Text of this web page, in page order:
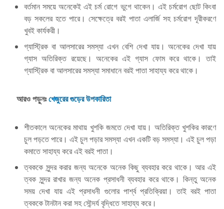
বর্তমান সময়ে অনেকেই এই চর্ম রোগে ভুগে থাকেন। এই চর্মরোগ ছোট কিংবা
বড় সকলের হতে পারে। সেক্ষেত্রে বরই পাতা এলার্জি সহ চর্মরোগ দূরীকরণে
খুবই কার্যকরী।
গ্যাস্ট্রিক বা আলসারের সমস্যা এখন বেশি দেখা যায়। অনেকের দেখা যায়
গ্যাস অতিরিক্ত রয়েছে। অনেকের এই গ্যাস ফোম করে থাকে। তাই
গ্যাস্ট্রিক বা আলসারের সমস্যা সমাধানে বরই পাতা সাহায্য করে থাকে।
আরও পড়ুনঃখেজুরের গুড়ের উপকারিতা
শীতকালে অনেকের মাথায় খুশকি জমতে দেখা যায়। অতিরিক্ত খুশকির কারণে
চুল পড়তে পারে। এই চুল পড়ার সমস্যা এখন একটি বড় সমস্যা। এই চুল পড়া
কমাতে সাহায্য করে এই বরই পাতা।
ত্বককে সুন্দর করার জন্য অনেকে অনেক কিছু ব্যবহার করে থাকে। আর এই
ত্বক সুন্দর রাখার জন্য অনেক প্রসাধনী ব্যবহার করে থাকে। কিন্তু অনেক
সময় দেখা যায় এই প্রসাধনী গুলোর পার্শ্ব প্রতিক্রিয়া। তাই বরই পাতা
ত্বককে টানটান করা সহ সৌন্দর্য বৃদ্ধিতে সাহায্য করে।